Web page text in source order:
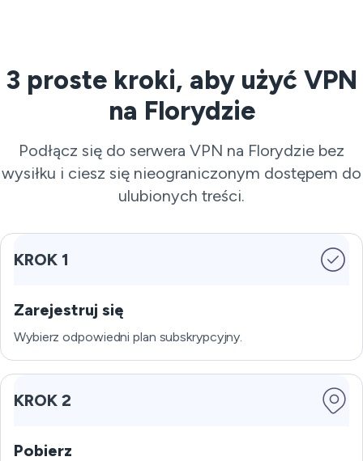
3 proste kroki, aby użyć VPN
na Florydzie
Podłącz się do serwera VPN na Florydzie bez
wysiłku i ciesz się nieograniczonym dostępem do
ulubionych treści.
KROK 1
Zarejestruj się
Wybierz odpowiedni plan subskrypcyjny.
KROK 2
Pobierz